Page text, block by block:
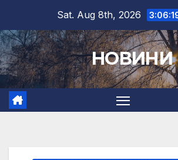
content
Sat. Aug 8th, 2026
НОВИНИ